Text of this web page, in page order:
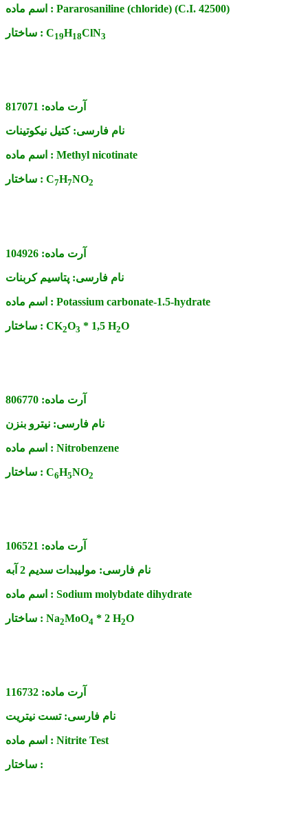
اسم ماده : Pararosaniline (chloride) (C.I. 42500)
ساختار : C19H18ClN3
آرت ماده: 817071
نام فارسی: کتیل نیکوتینات
اسم ماده : Methyl nicotinate
ساختار : C7H7NO2
آرت ماده: 104926
نام فارسی: پتاسیم کربنات
اسم ماده : Potassium carbonate-1.5-hydrate
ساختار : CK2O3 * 1,5 H2O
آرت ماده: 806770
نام فارسی: نیترو بنزن
اسم ماده : Nitrobenzene
ساختار : C6H5NO2
آرت ماده: 106521
نام فارسی: مولیبدات سدیم 2 آبه
اسم ماده : Sodium molybdate dihydrate
ساختار : Na2MoO4 * 2 H2O
آرت ماده: 116732
نام فارسی: تست نیتریت
اسم ماده : Nitrite Test
ساختار :